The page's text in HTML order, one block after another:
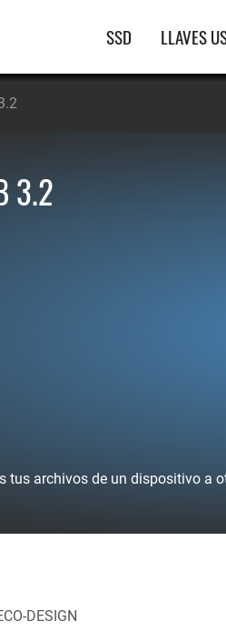
Navegación
principal
SSD LLAVES
3.2
tus archivos de un dispositivo a
DESIGN